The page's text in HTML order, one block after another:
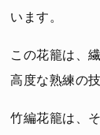
います。
この花籠は、
高度な熟練の
竹編花籠は、